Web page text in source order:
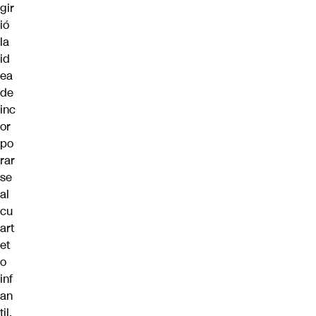
gir
ió
la
id
ea
de
inc
or
po
rar
se
al
cu
art
et
o
inf
an
til.